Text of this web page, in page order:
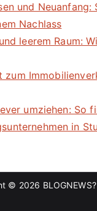
und
Nachlass
leerem Raum:
umziehen: So
in
© 2026